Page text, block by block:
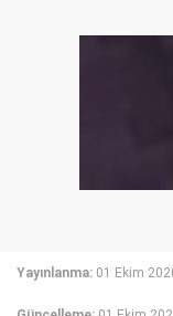
Yayınlanma: 01 Ekim